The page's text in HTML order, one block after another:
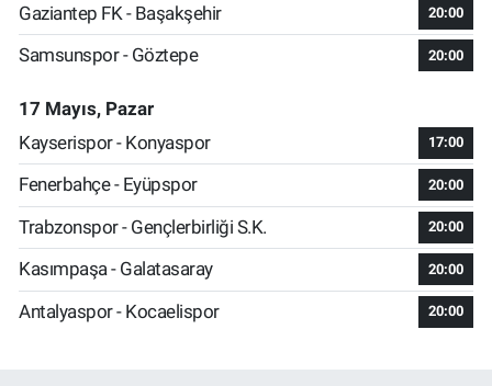
Gaziantep FK - Başakşehir 20:00
Samsunspor - Göztepe 20:00
17 Mayıs, Pazar
Kayserispor - Konyaspor
17:00
Fenerbahçe - Eyüpspor 20:00
Trabzonspor - Gençlerbirliği S.K. 20:00
Kasımpaşa - Galatasaray 20:00
Antalyaspor - Kocaelispor 20:00